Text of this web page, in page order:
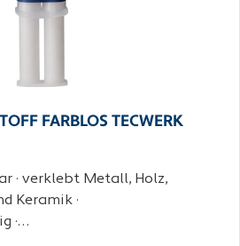
FARBLOS TECWERK
· verklebt Metall, Holz,
Keramik ·
·…